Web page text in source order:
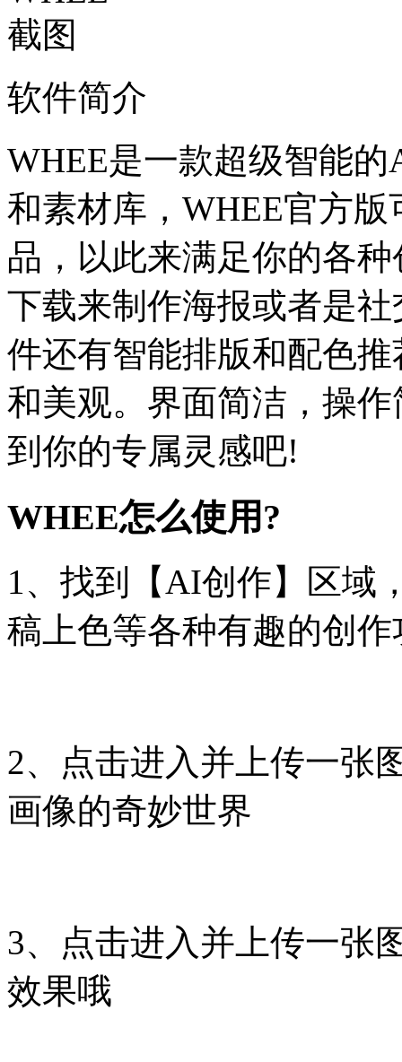
软件简介
WHEE是一款超级智能
和素材库，WHEE官方
品，以此来满足你的各
下载来制作海报或者是
件还有智能排版和配色
和美观。界面简洁，操
到你的专属灵感吧!
WHEE怎么使用?
1、找到【AI创作】区域
稿上色等各种有趣的创作
2、点击进入并上传一张
画像的奇妙世界
3、点击进入并上传一张
效果哦